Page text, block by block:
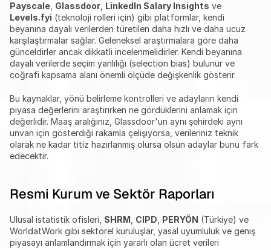
Payscale Glassdoor LinkedIn Salary Insights
Levels.fyi (teknoloji rolleri için) gibi platformlar, kendi
beyanına dayalı verilerden türetilen daha hızlı ve daha ucuz
karşılaştırmalar sağlar. Geleneksel araştırmalara göre daha
günceldirler ancak dikkatli incelenmelidirler. Kendi beyanına
dayalı verilerde seçim yanlılığı (selection bias) bulunur ve
coğrafi kapsama alanı önemli ölçüde değişkenlik gösterir.
Bu kaynaklar, yönü belirleme kontrolleri ve adayların kendi
piyasa değerlerini araştırırken ne gördüklerini anlamak için
değerlidir. Maaş aralığınız, Glassdoor'un aynı şehirdeki aynı
unvan için gösterdiği rakamla çelişiyorsa, verileriniz teknik
olarak ne kadar titiz hazırlanmış olursa olsun adaylar bunu fark
edecektir.
Resmi Kurum ve Sektör Raporları
Ulusal istatistik ofisleri, SHRM CIPD PERYÖN (Türkiye) ve
WorldatWork gibi sektörel kuruluşlar, yasal uyumluluk ve geniş
piyasayı anlamlandırmak için yararlı olan ücret verileri